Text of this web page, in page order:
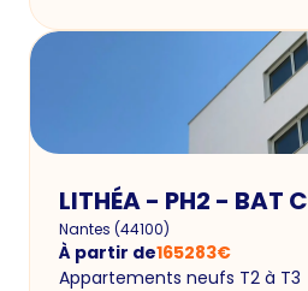
LITHÉA - PH2 - BAT C
Nantes (44100)
À partir de165283€
Appartements neufs T2 à T3